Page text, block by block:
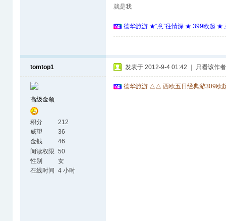
就是我
德华旅游 ★“意”往情深 ★ 399欧起 ★
tomtop1
高级金领
积分
212
威望
36
金钱
46
阅读权限 50
性别
女
在线时间
4 小时
发表于 2012-9-4 01:42 只看该作者
德华旅游 △△ 西欧五日经典游309欧